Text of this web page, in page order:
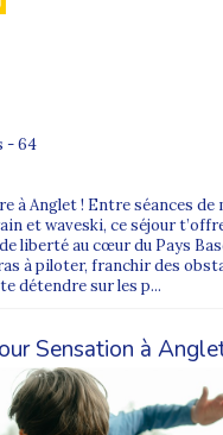
- 64
à Anglet ! Entre séances
et waveski, ce séjour
liberté au cœur du Pays
à piloter, franchir des
détendre sur les p...
Sensation à